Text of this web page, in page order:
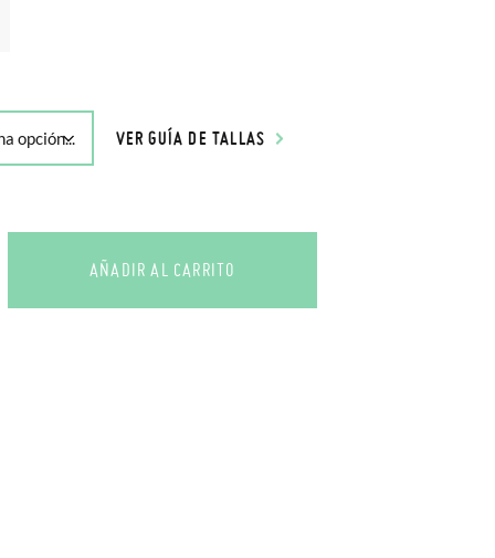
VER GUÍA DE TALLAS
AÑADIR AL CARRITO